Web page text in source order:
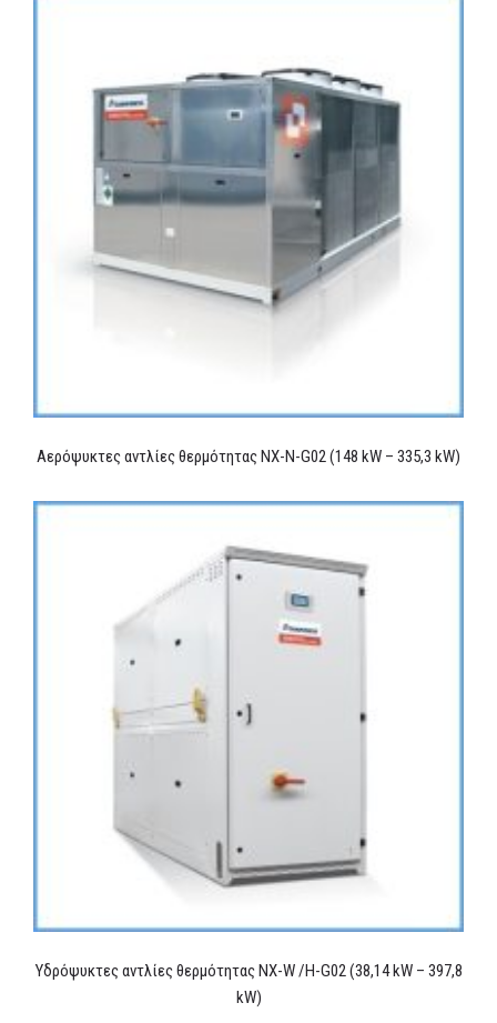
Αερόψυκτες αντλίες θερμότητας NX-N-G02 (148 kW – 335,3 kW)
Υδρόψυκτες αντλίες θερμότητας NX-W /H-G02 (38,14 kW – 397,8
kW)